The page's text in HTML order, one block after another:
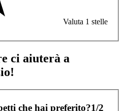
Valuta 1 stelle
ci aiuterà a
che hai preferito?1/2